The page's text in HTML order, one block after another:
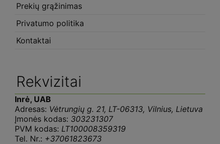
Prekių grąžinimas
Privatumo politika
Kontaktai
Rekvizitai
Inrė, UAB
Adresas: Vėtrungių g. 21, LT-06313, Vilnius, Lietuva
Įmonės kodas: 303231307
PVM kodas: LT100008359319
Tel. Nr.: +37061823673